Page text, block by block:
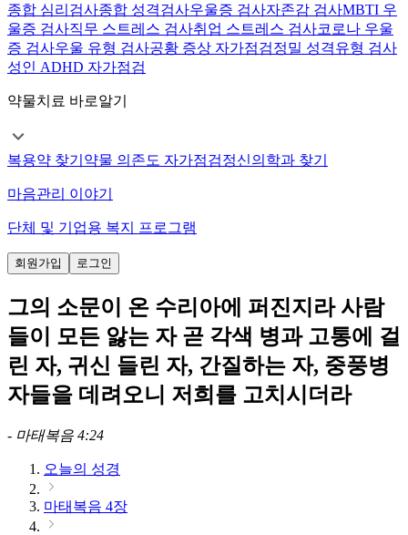
종합 심리검사종합 성격검사우울증 검사자존감 검사MBTI 우
울증 검사직무 스트레스 검사취업 스트레스 검사코로나 우울
증 검사우울 유형 검사공황 증상 자가점검정밀 성격유형 검사
성인 ADHD 자가점검
약물치료 바로알기
복용약 찾기 약물 의존도 자가점검정신의학과 찾기
마음관리 이야기
단체 및 기업용 복지 프로그램
회원가입 로그인
그의 소문이 온 수리아에 퍼진지라 사람
들이 모든 앓는 자 곧 각색 병과 고통에 걸
린 자, 귀신 들린 자, 간질하는 자, 중풍병
자들을 데려오니 저희를 고치시더라
- 마태복음 4:24
오늘의 성경
마태복음 4장